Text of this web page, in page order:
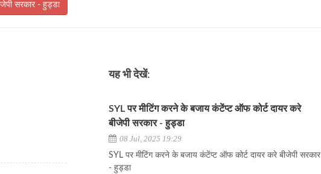
सरकार - हुड्डा
यह भी देखें:
SYL पर मीटिंग करने के बजाय कंटेंप्ट ऑफ कोर्ट दायर करे
बीजेपी सरकार - हुड्डा
08 Jul, 2025 19:29
SYL पर मीटिंग करने के बजाय कंटेंप्ट ऑफ कोर्ट दायर करे बीजेपी सरकार
- हुड्डा